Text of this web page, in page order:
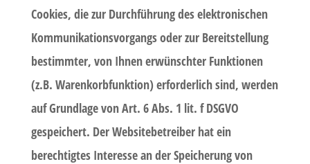
Cookies, die zur Durchführung des elektronischen
Kommunikationsvorgangs oder zur Bereitstellung
bestimmter, von Ihnen erwünschter Funktionen
(z.B. Warenkorbfunktion) erforderlich sind, werden
auf Grundlage von Art. 6 Abs. 1 lit. f DSGVO
gespeichert. Der Websitebetreiber hat ein
berechtigtes Interesse an der Speicherung von